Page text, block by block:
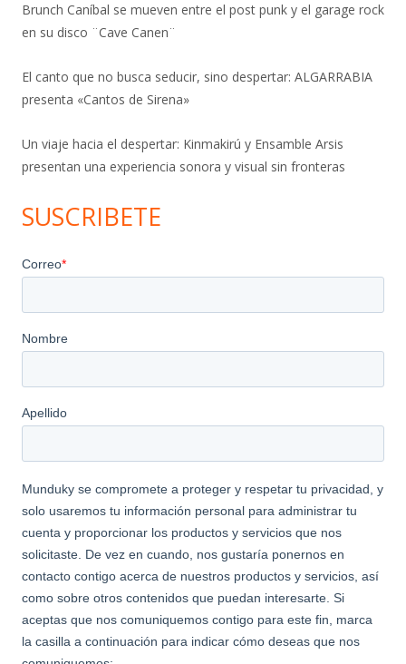
Brunch Caníbal se mueven entre el post punk y el garage rock
en su disco ¨Cave Canen¨
El canto que no busca seducir, sino despertar: ALGARRABIA
presenta «Cantos de Sirena»
Un viaje hacia el despertar: Kinmakirú y Ensamble Arsis
presentan una experiencia sonora y visual sin fronteras
SUSCRIBETE